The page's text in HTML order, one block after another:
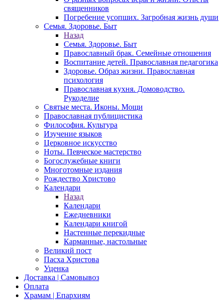
священников
Погребение усопших. Загробная жизнь души
Семья. Здоровье. Быт
Назад
Семья. Здоровье. Быт
Православный брак. Семейные отношения
Воспитание детей. Православная педагогика
Здоровье. Образ жизни. Православная
психология
Православная кухня. Домоводство.
Рукоделие
Святые места. Иконы. Мощи
Православная публицистика
Философия. Культура
Изучение языков
Церковное искусство
Ноты. Певческое мастерство
Богослужебные книги
Многотомные издания
Рождество Христово
Календари
Назад
Календари
Ежедневники
Календари книгой
Настенные перекидные
Карманные, настольные
Великий пост
Пасха Христова
Уценка
Доставка | Самовывоз
Оплата
Храмам | Епархиям